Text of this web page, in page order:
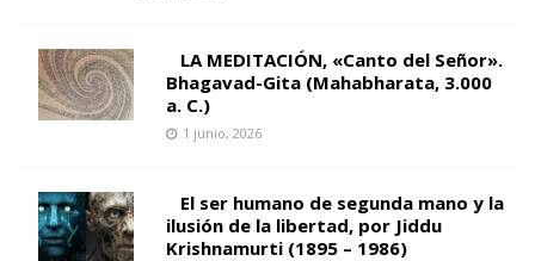
LA MEDITACIÓN, «Canto del Señor».
Bhagavad-Gita (Mahabharata, 3.000
a. C.)
1 junio, 2026
El ser humano de segunda mano y la
ilusión de la libertad, por Jiddu
Krishnamurti (1895 – 1986)